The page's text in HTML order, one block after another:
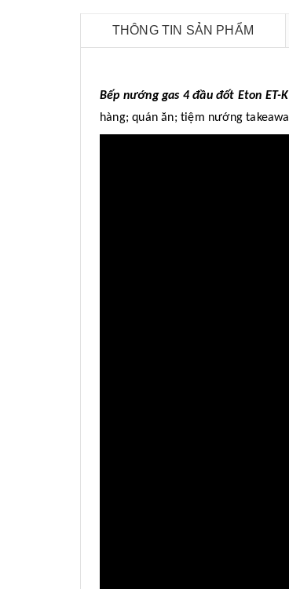
THÔNG TIN SẢN PHẨM
Bếp nướng gas 4 đầu đốt Eton ET-
hàng; quán ăn; tiệm nướng